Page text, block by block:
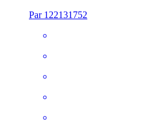
Par 122131752